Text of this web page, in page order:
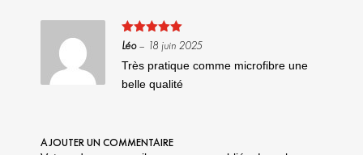
Note 5sur
Léo– 18 juin 2025
Très pratique comme microfibre une
belle qualité
AJOUTER UN COMMENTAIRE